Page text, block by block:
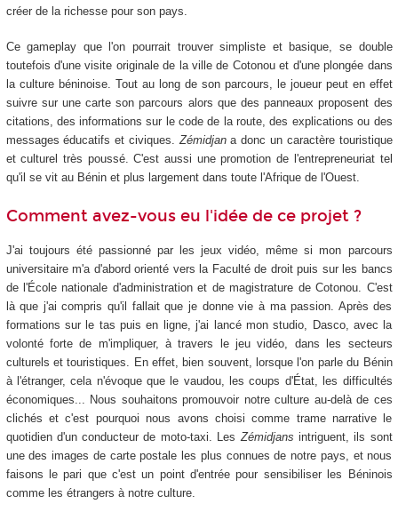
créer de la richesse pour son pays.
Ce gameplay que l'on pourrait trouver simpliste et basique, se double
toutefois d'une visite originale de la ville de Cotonou et d'une plongée dans
la culture béninoise. Tout au long de son parcours, le joueur peut en effet
suivre sur une carte son parcours alors que des panneaux proposent des
citations, des informations sur le code de la route, des explications ou des
messages éducatifs et civiques.Zémidjana donc un caractère touristique
et culturel très poussé. C'est aussi une promotion de l'entrepreneuriat tel
qu'il se vit au Bénin et plus largement dans toute l'Afrique de l'Ouest.
Comment avez-vous eu l'idée de ce projet ?
J'ai toujours été passionné par les jeux vidéo, même si mon parcours
universitaire m'a d'abord orienté vers la Faculté de droit puis sur les bancs
de l'École nationale d'administration et de magistrature de Cotonou. C'est
là que j'ai compris qu'il fallait que je donne vie à ma passion. Après des
formations sur le tas puis en ligne, j'ai lancé mon studio, Dasco, avec la
volonté forte de m'impliquer, à travers le jeu vidéo, dans les secteurs
culturels et touristiques. En effet, bien souvent, lorsque l'on parle du Bénin
à l'étranger, cela n'évoque que le vaudou, les coups d'État, les difficultés
économiques... Nous souhaitons promouvoir notre culture au-delà de ces
clichés et c'est pourquoi nous avons choisi comme trame narrative le
quotidien d'un conducteur de moto-taxi. LesZémidjans intriguent, ils sont
une des images de carte postale les plus connues de notre pays, et nous
faisons le pari que c'est un point d'entrée pour sensibiliser les Béninois
comme les étrangers à notre culture.